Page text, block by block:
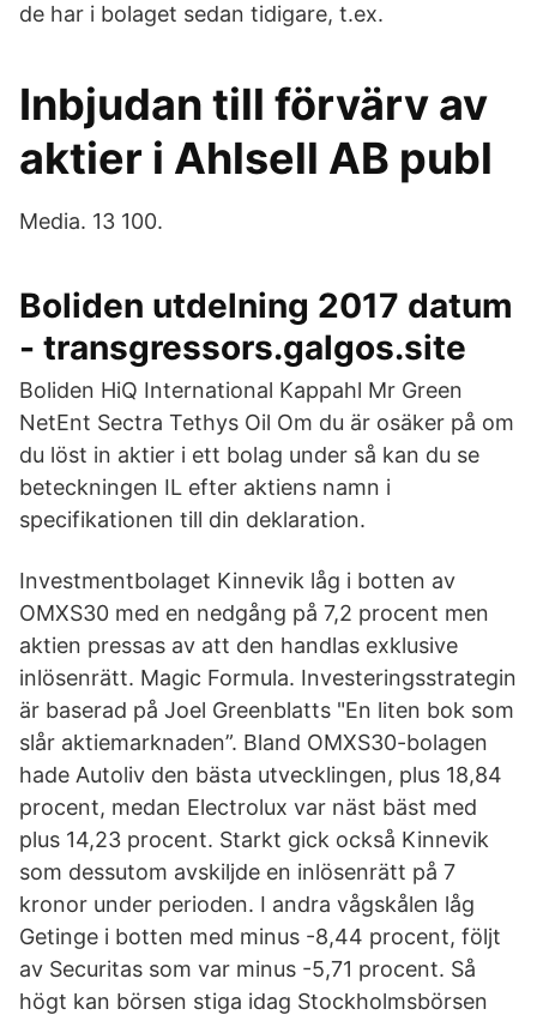
de har i bolaget sedan tidigare, t.ex.
Inbjudan till förvärv av
aktier i Ahlsell AB publ
Media. 13 100.
Boliden utdelning 2017 datum
- transgressors.galgos.site
Boliden HiQ International Kappahl Mr Green
NetEnt Sectra Tethys Oil Om du är osäker på om
du löst in aktier i ett bolag under så kan du se
beteckningen IL efter aktiens namn i
specifikationen till din deklaration.
Investmentbolaget Kinnevik låg i botten av
OMXS30 med en nedgång på 7,2 procent men
aktien pressas av att den handlas exklusive
inlösenrätt. Magic Formula. Investeringsstrategin
är baserad på Joel Greenblatts "En liten bok som
slår aktiemarknaden”. Bland OMXS30-bolagen
hade Autoliv den bästa utvecklingen, plus 18,84
procent, medan Electrolux var näst bäst med
plus 14,23 procent. Starkt gick också Kinnevik
som dessutom avskiljde en inlösenrätt på 7
kronor under perioden. I andra vågskålen låg
Getinge i botten med minus -8,44 procent, följt
av Securitas som var minus -5,71 procent. Så
högt kan börsen stiga idag Stockholmsbörsen